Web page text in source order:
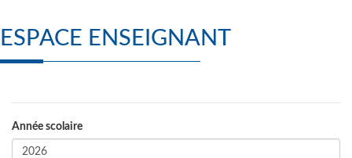
ESPACE ENSEIGNANT
Année scolaire